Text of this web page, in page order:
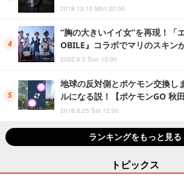
2018.12.10 Mon 20:00
“胸の大きいイイ女”を再現！「
OBILE』コラボでマリのスキン
2022.6.5 Sun 15:00
地球の反対側とポケモン交換し
ルになる説！【ポケモンGO 秋田
2018.8.25 Sat 12:00
ランキングをもっと見る
トピックス